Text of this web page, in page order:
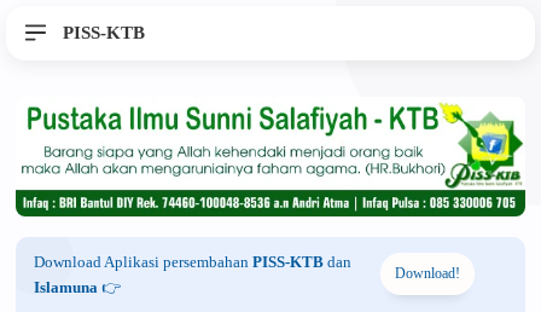
PISS-KTB
Download Aplikasi persembahan PISS-KTB dan
Islamuna 👉
Download!